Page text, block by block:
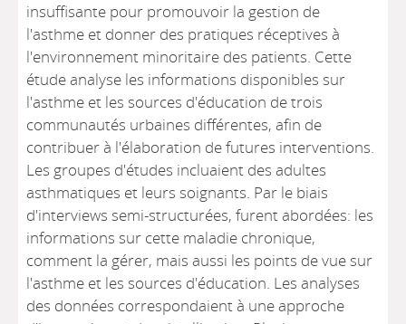
insuffisante pour promouvoir la gestion de
l'asthme et donner des pratiques réceptives à
l'environnement minoritaire des patients. Cette
étude analyse les informations disponibles sur
l'asthme et les sources d'éducation de trois
communautés urbaines différentes, afin de
contribuer à l'élaboration de futures interventions.
Les groupes d'études incluaient des adultes
asthmatiques et leurs soignants. Par le biais
d'interviews semi-structurées, furent abordées: les
informations sur cette maladie chronique,
comment la gérer, mais aussi les points de vue sur
l'asthme et les sources d'éducation. Les analyses
des données correspondaient à une approche